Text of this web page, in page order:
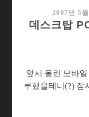
2007년 5
데스크탑
앞서 올린 모바일
루했을테니(?) 잠